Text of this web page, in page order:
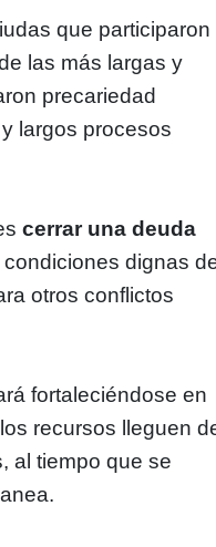
que participaron
las más largas y
precariedad
largos procesos
cerrar una deuda
condiciones dignas
otros conflictos
fortaleciéndose en
recursos lleguen
al tiempo que se